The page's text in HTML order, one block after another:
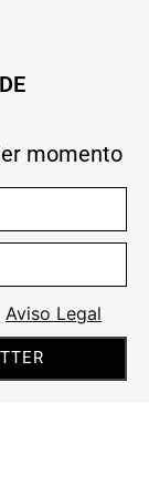
momento
Aviso Legal